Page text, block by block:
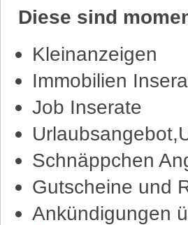
Diese sind
Kleinanzeigen
Immobilien
Job Inserate
Schnäppchen
Gutscheine und
Ankündigungen